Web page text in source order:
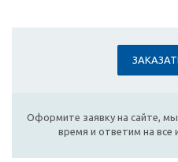
Оформите заявку на сайте,
время и ответим на